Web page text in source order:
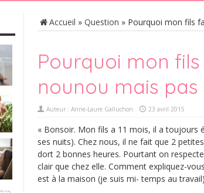
Accueil » Question » Pourquoi mon fils
Pourquoi mon
nounou mais
Auteur : Anne-Laure Galluchon 23 avril 2015
« Bonsoir. Mon fils a 11 mois, il a toujours
ses nuits). Chez nous, il ne fait que 2
dort 2 bonnes heures. Pourtant on
clair que chez elle. Comment expliquez-
est à la maison (je suis mi- temps au